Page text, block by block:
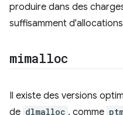
produire dans des
suffisamment
mimalloc
Il existe des versions
de dlmalloc , comme